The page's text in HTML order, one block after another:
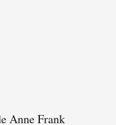
Anne Frank